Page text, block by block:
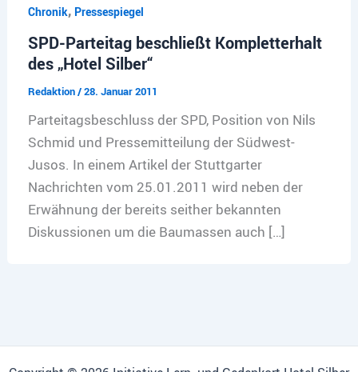
Chronik, Pressespiegel
SPD-Parteitag beschließt Kompletterhalt
des „Hotel Silber“
Redaktion/28. Januar 2011
Parteitagsbeschluss der SPD, Position von Nils
Schmid und Pressemitteilung der Südwest-
Jusos. In einem Artikel der Stuttgarter
Nachrichten vom 25.01.2011 wird neben der
Erwähnung der bereits seither bekannten
Diskussionen um die Baumassen auch […]